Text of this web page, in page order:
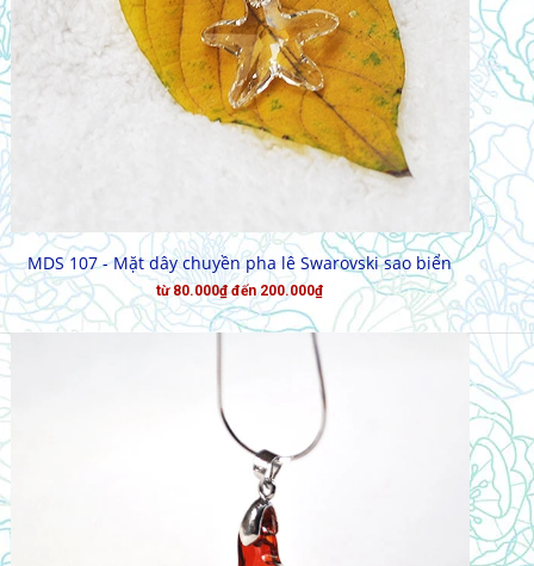
CHỌN HÀNG
MDS 107 - Mặt dây chuyền pha lê Swarovski sao biển
từ 80.000₫ đến 200.000₫